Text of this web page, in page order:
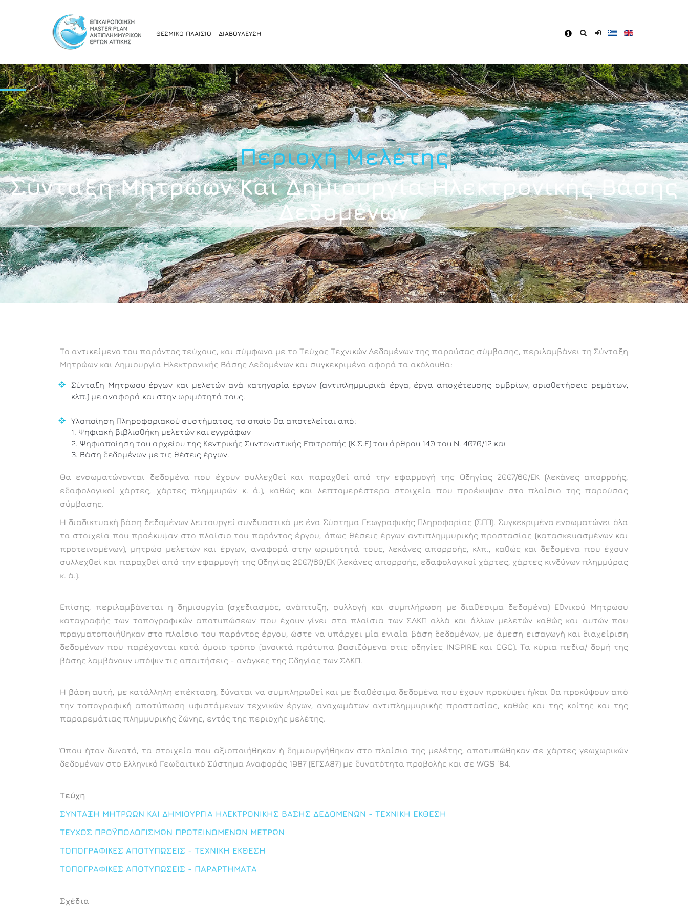
ΘΕΣΜΙΚΟ ΠΛΑΙΣΙΟ ΔΙΑΒΟΥΛΕΥΣΗ
Περιοχή Μελέτης
Σύνταξη Μητρώων Και Δημιουργία Ηλεκτρονικής Βάσης
Δεδομένων
Το αντικείμενο του παρόντος τεύχους, και σύμφωνα με το Τεύχος Τεχνικών Δεδομένων της παρούσας σύμβασης, περιλαμβάνει τη Σύνταξη
Μητρώων και Δημιουργία Ηλεκτρονικής Βάσης Δεδομένων και συγκεκριμένα αφορά τα ακόλουθα:
Σύνταξη Μητρώου έργων και μελετών ανά κατηγορία έργων (αντιπλημμυρικά έργα, έργα αποχέτευσης ομβρίων, οριοθετήσεις ρεμάτων,
κλπ.) με αναφορά και στην ωριμότητά τους.
Υλοποίηση Πληροφοριακού συστήματος, το οποίο θα αποτελείται από:
1. Ψηφιακή βιβλιοθήκη μελετών και εγγράφων
2. Ψηφιοποίηση του αρχείου της Κεντρικής Συντονιστικής Επιτροπής (Κ.Σ.Ε) του άρθρου 140 του Ν. 4070/12 και
3. Βάση δεδομένων με τις θέσεις έργων.
Θα ενσωματώνονται δεδομένα που έχουν συλλεχθεί και παραχθεί από την εφαρμογή της Οδηγίας 2007/60/ΕΚ (λεκάνες απορροής,
εδαφολογικοί χάρτες, χάρτες πλημμυρών κ. ά.), καθώς και λεπτομερέστερα στοιχεία που προέκυψαν στο πλαίσιο της παρούσας
σύμβασης.
Η διαδικτυακή βάση δεδομένων λειτουργεί συνδυαστικά με ένα Σύστημα Γεωγραφικής Πληροφορίας (ΣΓΠ). Συγκεκριμένα ενσωματώνει όλα
τα στοιχεία που προέκυψαν στο πλαίσιο του παρόντος έργου, όπως θέσεις έργων αντιπλημμυρικής προστασίας (κατασκευασμένων και
προτεινομένων), μητρώο μελετών και έργων, αναφορά στην ωριμότητά τους, λεκάνες απορροής, κλπ., καθώς και δεδομένα που έχουν
συλλεχθεί και παραχθεί από την εφαρμογή της Οδηγίας 2007/60/ΕΚ (λεκάνες απορροής, εδαφολογικοί χάρτες, χάρτες κινδύνων πλημμύρας
κ. ά.).
Επίσης, περιλαμβάνεται η δημιουργία (σχεδιασμός, ανάπτυξη, συλλογή και συμπλήρωση με διαθέσιμα δεδομένα) Εθνικού Μητρώου
καταγραφής των τοπογραφικών αποτυπώσεων που έχουν γίνει στα πλαίσια των ΣΔΚΠ αλλά και άλλων μελετών καθώς και αυτών που
πραγματοποιήθηκαν στο πλαίσιο του παρόντος έργου, ώστε να υπάρχει μία ενιαία βάση δεδομένων, με άμεση εισαγωγή και διαχείριση
δεδομένων που παρέχονται κατά όμοιο τρόπο (ανοικτά πρότυπα βασιζόμενα στις οδηγίες INSPIRE και OGC). Τα κύρια πεδία/ δομή της
βάσης λαμβάνουν υπόψιν τις απαιτήσεις - ανάγκες της Οδηγίας των ΣΔΚΠ.
Η βάση αυτή, με κατάλληλη επέκταση, δύναται να συμπληρωθεί και με διαθέσιμα δεδομένα που έχουν προκύψει ή/και θα προκύψουν από
την τοπογραφική αποτύπωση υφιστάμενων τεχνικών έργων, αναχωμάτων αντιπλημμυρικής προστασίας, καθώς και της κοίτης και της
παραρεμάτιας πλημμυρικής ζώνης, εντός της περιοχής μελέτης.
Όπου ήταν δυνατό, τα στοιχεία που αξιοποιήθηκαν ή δημιουργήθηκαν στο πλαίσιο της μελέτης, αποτυπώθηκαν σε χάρτες γεωχωρικών
δεδομένων στο Ελληνικό Γεωδαιτικό Σύστημα Αναφοράς 1987 (ΕΓΣΑ87) με δυνατότητα προβολής και σε WGS ‘84.
Τεύχη
ΣΥΝΤΑΞΗ ΜΗΤΡΩΩΝ ΚΑΙ ΔΗΜΙΟΥΡΓΙΑ ΗΛΕΚΤΡΟΝΙΚΗΣ ΒΑΣΗΣ ΔΕΔΟΜΕΝΩΝ - ΤΕΧΝΙΚΗ ΕΚΘΕΣΗ
ΤΕΥΧΟΣ ΠΡΟΫΠΟΛΟΓΙΣΜΩΝ ΠΡΟΤΕΙΝΟΜΕΝΩΝ ΜΕΤΡΩΝ
ΤΟΠΟΓΡΑΦΙΚΕΣ ΑΠΟΤΥΠΩΣΕΙΣ - ΤΕΧΝΙΚΗ ΕΚΘΕΣΗ
ΤΟΠΟΓΡΑΦΙΚΕΣ ΑΠΟΤΥΠΩΣΕΙΣ - ΠΑΡΑΡΤΗΜΑΤΑ
Σχέδια